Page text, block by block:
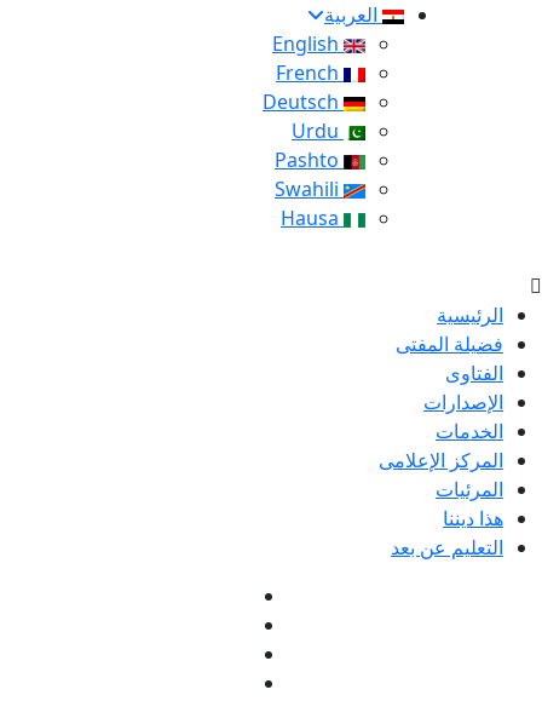
العربية
الرئيسية
فضيلة المفتى
الفتاوى
الإصدارات
الخدمات
المركز الإعلامى
المرئيات
هذا ديننا
التعليم عن بعد